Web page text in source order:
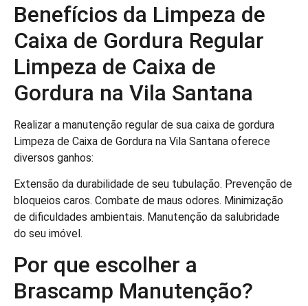
Benefícios da Limpeza de
Caixa de Gordura Regular
Limpeza de Caixa de
Gordura na Vila Santana
Realizar a manutenção regular de sua caixa de gordura
Limpeza de Caixa de Gordura na Vila Santana oferece
diversos ganhos:
Extensão da durabilidade de seu tubulação. Prevenção de
bloqueios caros. Combate de maus odores. Minimização
de dificuldades ambientais. Manutenção da salubridade
do seu imóvel.
Por que escolher a
Brascamp Manutenção?